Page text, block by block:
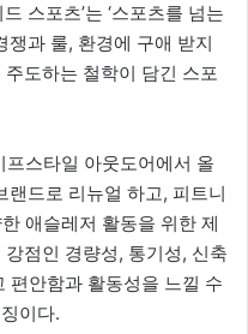
스포츠’는 ‘스포츠를 넘는
쟁과 룰, 환경에 구애 받지
도하는 철학이 담긴 스포
스타일 아웃도어에서 올
드로 리뉴얼 하고, 피트니
애슬레저 활동을 위한 제
점인 경량성, 통기성, 신축
편안함과 활동성을 느낄 수
이다.